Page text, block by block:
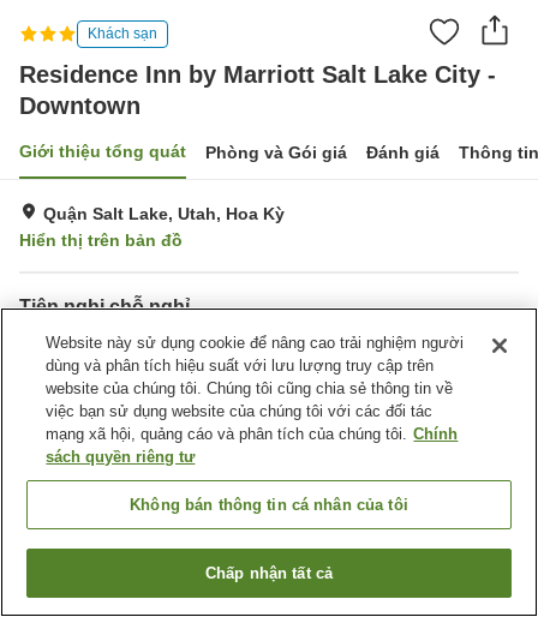
Khách sạn
Residence Inn by Marriott Salt Lake City -
Downtown
Giới thiệu tổng quát Phòng và Gói giá Đánh giá Thông
Quận Salt Lake, Utah, Hoa Kỳ
Hiển thị trên bản đồ
Tiện nghi chỗ nghỉ
Bãi đỗ xe
Hoàn toàn không hút thuốc
Giặt ủi
Tiện nghi văn phòng
Trang chủ Hoa Kỳ Utah
Quận Salt Lake
Residence Inn by Marriott Salt Lake City - Downtown
Tìm phòng trống
Website này sử dụng cookie để nâng cao trải nghiệm người
dùng và phân tích hiệu suất với lưu lượng truy cập trên
website của chúng tôi. Chúng tôi cũng chia sẻ thông tin về
việc bạn sử dụng website của chúng tôi với các đối tác
mạng xã hội, quảng cáo và phân tích của chúng tôi. Chính
sách quyền riêng tư
Không bán thông tin cá nhân của tôi
Chấp nhận tất cả